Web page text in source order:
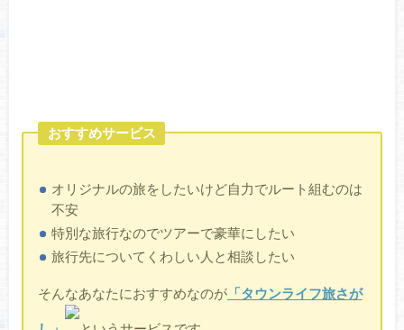
おすすめサービス
オリジナルの旅をしたいけど自力でルート組むのは
不安
特別な旅行なのでツアーで豪華にしたい
旅行先についてくわしい人と相談したい
そんなあなたにおすすめなのが「タウンライフ旅さが